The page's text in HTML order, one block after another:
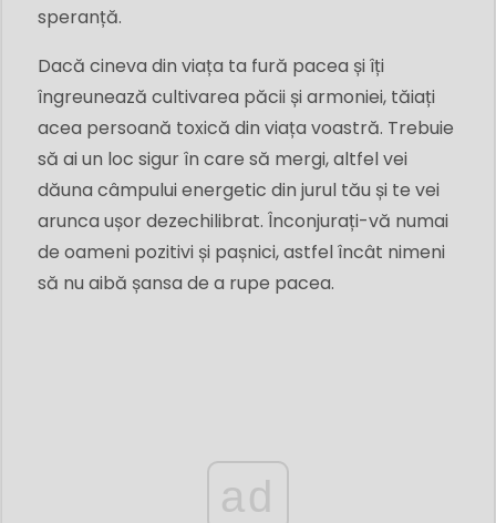
speranță.
Dacă cineva din viața ta fură pacea și îți
îngreunează cultivarea păcii și armoniei, tăiați
acea persoană toxică din viața voastră. Trebuie
să ai un loc sigur în care să mergi, altfel vei
dăuna câmpului energetic din jurul tău și te vei
arunca ușor dezechilibrat. Înconjurați-vă numai
de oameni pozitivi și pașnici, astfel încât nimeni
să nu aibă șansa de a rupe pacea.
ad